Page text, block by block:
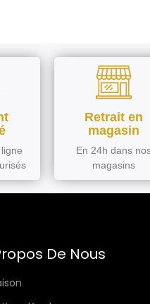
Retrait en
magasin
En 24h dans
magasins
De Nous